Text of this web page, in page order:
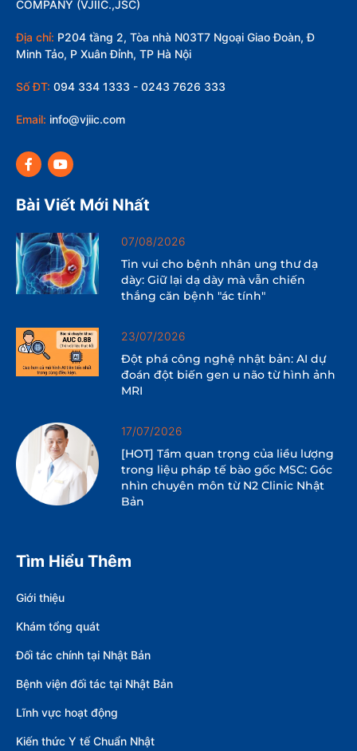
COMPANY (VJIIC.,JSC)
Địa chỉ: P204 tầng 2, Tòa nhà N03T7 Ngoại Giao Đoàn, Đ
Minh Tảo, P Xuân Đỉnh, TP Hà Nội
Số ĐT: 094 334 1333 - 0243 7626 333
Email: info@vjiic.com
Bài Viết Mới Nhất
07/08/2026
Tin vui cho bệnh nhân ung thư dạ
dày: Giữ lại dạ dày mà vẫn chiến
thắng căn bệnh "ác tính"
23/07/2026
Đột phá công nghệ nhật bản: AI dự
đoán đột biến gen u não từ hình ảnh
MRI
17/07/2026
[HOT] Tầm quan trọng của liều lượng
trong liệu pháp tế bào gốc MSC: Góc
nhìn chuyên môn từ N2 Clinic Nhật
Bản
Tìm Hiểu Thêm
Giới thiệu
Khám tổng quát
Đối tác chính tại Nhật Bản
Bệnh viện đối tác tại Nhật Bản
Lĩnh vực hoạt động
Kiến thức Y tế Chuẩn Nhật